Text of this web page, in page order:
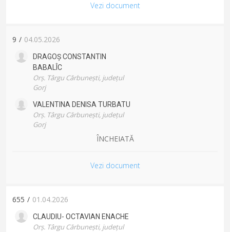
Vezi document
9 / 04.05.2026
DRAGOȘ CONSTANTIN
BABALÎC
Orș. Târgu Cărbunești, județul
Gorj
VALENTINA DENISA TURBATU
Orș. Târgu Cărbunești, județul
Gorj
ÎNCHEIATĂ
Vezi document
655 / 01.04.2026
CLAUDIU- OCTAVIAN ENACHE
Orș. Târgu Cărbunești, județul